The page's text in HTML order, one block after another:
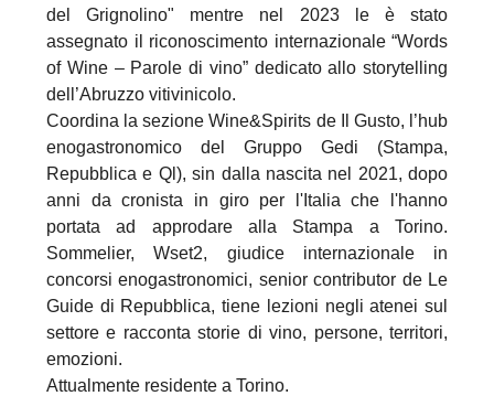
del Grignolino" mentre nel 2023 le è stato
assegnato il riconoscimento internazionale “Words
of Wine – Parole di vino” dedicato allo storytelling
dell’Abruzzo vitivinicolo.
Coordina la sezione Wine&Spirits de Il Gusto, l’hub
enogastronomico del Gruppo Gedi (Stampa,
Repubblica e Ql), sin dalla nascita nel 2021, dopo
anni da cronista in giro per l'Italia che l'hanno
portata ad approdare alla Stampa a Torino.
Sommelier, Wset2, giudice internazionale in
concorsi enogastronomici, senior contributor de Le
Guide di Repubblica, tiene lezioni negli atenei sul
settore e racconta storie di vino, persone, territori,
emozioni.
Attualmente residente a Torino.